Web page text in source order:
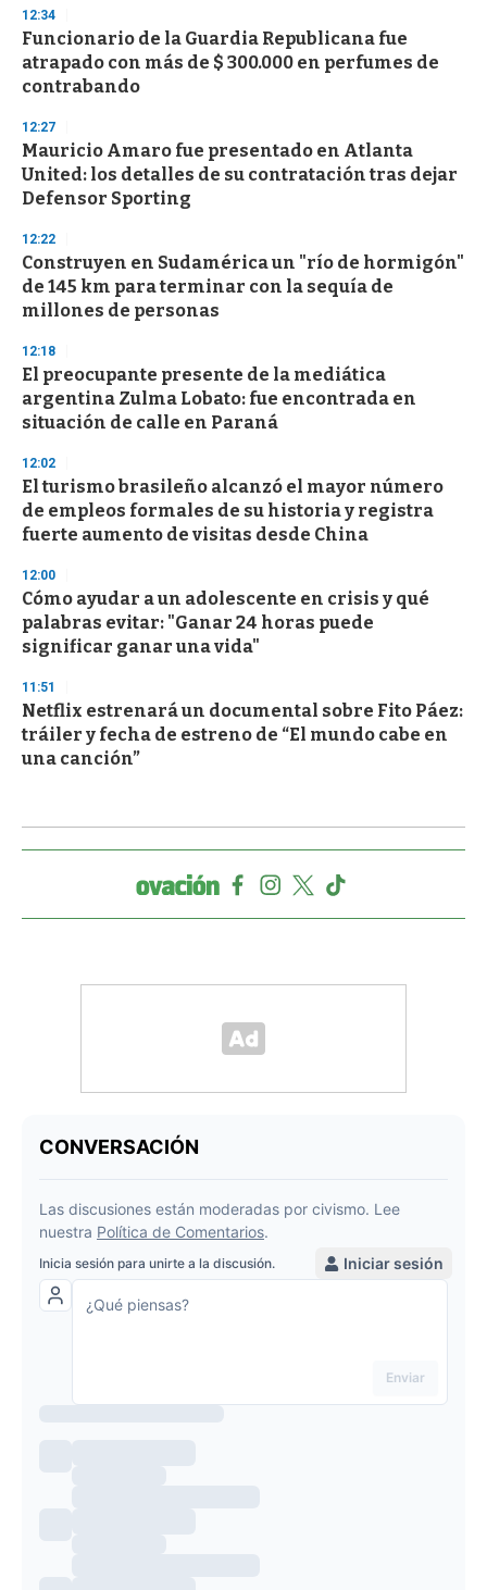
s
e
c
o
n
12:34
Funcionario de la Guardia Republicana fue
atrapado con más de $ 300.000 en perfumes de
contrabando
12:27
Mauricio Amaro fue presentado en Atlanta
United: los detalles de su contratación tras dejar
Defensor Sporting
12:22
Construyen en Sudamérica un "río de hormigón"
de 145 km para terminar con la sequía de
millones de personas
12:18
El preocupante presente de la mediática
argentina Zulma Lobato: fue encontrada en
situación de calle en Paraná
12:02
El turismo brasileño alcanzó el mayor número
de empleos formales de su historia y registra
fuerte aumento de visitas desde China
12:00
Cómo ayudar a un adolescente en crisis y qué
palabras evitar: "Ganar 24 horas puede
significar ganar una vida"
11:51
Netflix estrenará un documental sobre Fito Páez:
tráiler y fecha de estreno de “El mundo cabe en
una canción”